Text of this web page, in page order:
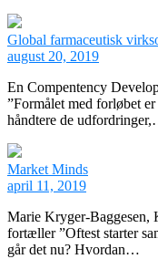
Global farmaceutisk
august 20, 2019
En Compentency
”Formålet med forløbet
håndtere de
Market Minds
april 11, 2019
Marie Kryger-Baggesen,
fortæller ”Oftest starter
går det nu? Hvordan…